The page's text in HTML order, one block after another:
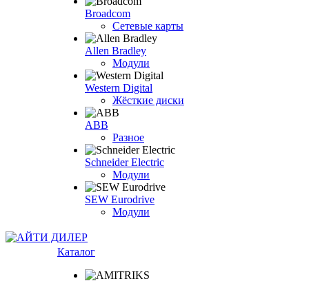
Broadcom
Сетевые карты
Allen Bradley
Модули
Western Digital
Жёсткие диски
ABB
Разное
Schneider Electric
Модули
SEW Eurodrive
Модули
Каталог